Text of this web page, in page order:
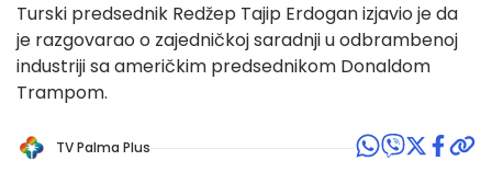
Turski predsednik Redžep Tajip Erdogan izjavio je da
je razgovarao o zajedničkoj saradnji u odbrambenoj
industriji sa američkim predsednikom Donaldom
Trampom.
TV Palma Plus